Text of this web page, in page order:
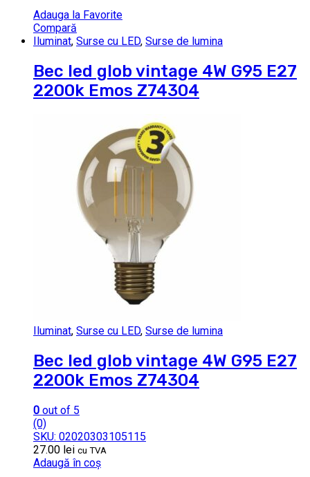
Adauga la Favorite
Compară
Iluminat, Surse cu LED, Surse de lumina
Bec led glob vintage 4W G95 E27
2200k Emos Z74304
Iluminat, Surse cu LED, Surse de lumina
Bec led glob vintage 4W G95 E27
2200k Emos Z74304
0 out of 5
(0)
SKU: 02020303105115
27.00 lei cu TVA
Adaugă în coș